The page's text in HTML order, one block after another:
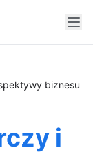
biznesu
i